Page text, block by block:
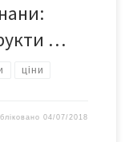
…
ціни
04/07/2018